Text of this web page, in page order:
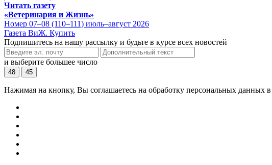
Читать газету
«Ветеринария и Жизнь»
Номер 07–08 (110–111) июль–август 2026
Газета ВиЖ. Купить
Подпишитесь на нашу рассылку и будьте в курсе всех новостей
и выберите большее число
48 45
Нажимая на кнопку, Вы соглашаетесь на обработку персональных данных в